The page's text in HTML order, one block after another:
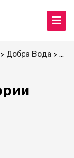
Добра Вода